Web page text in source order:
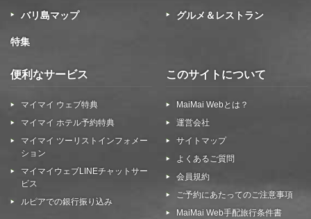
バリ島マップ グルメ＆レストラン
特集
便利なサービス
マイマイ ウェブ特典
マイマイ ホテル予約特典
マイマイ ツーリストインフォメー
ション
マイマイウェブLINEチャットサー
ビス
ルピアでの銀行振り込み
このサイトについて
MaiMai Webとは？
運営会社
サイトマップ
よくあるご質問
会員規約
ご予約にあたってのご注意事項
MaiMai Web手配旅行条件書